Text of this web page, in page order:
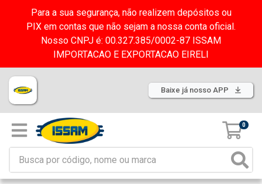
Para a sua segurança, não realizem depósitos ou
PIX em contas que não sejam a nossa conta oficial.
Nosso CNPJ é: 00.327.385/0002-87 ISSAM
IMPORTACAO E EXPORTACAO EIRELI
Baixe já nosso APP
0